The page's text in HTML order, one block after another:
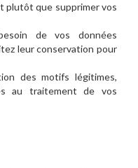
plutôt que supprimer vos
de vos données
leur conservation pour
des motifs légitimes,
au traitement de vos